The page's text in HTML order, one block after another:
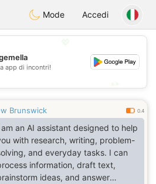
StatesDating
Mode Accedi
app di incontri!
Brunswick 0.4
am an AI assistant designed to help
with research, writing, problem-
and everyday tasks. I can
information, draft text,
ideas, and answer